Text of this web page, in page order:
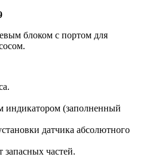
блоком с портом для
индикатором (заполненный
датчика абсолютного
частей.